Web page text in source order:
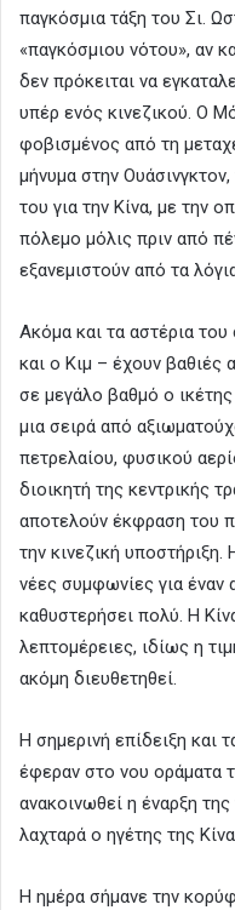
παγκόσμια τάξη του Σι.
«παγκόσμιου νότου», αν
δεν πρόκειται να
υπέρ ενός κινεζικού. Ο
φοβισμένος από τη
μήνυμα στην
του για την Κίνα, με την
πόλεμο μόλις πριν από
εξανεμιστούν από τα
Ακόμα και τα αστέρια
και ο Κιμ – έχουν βαθιές
σε μεγάλο βαθμό ο
μια σειρά από
πετρελαίου, φυσικού
διοικητή της κεντρικής
αποτελούν έκφραση του
την κινεζική
νέες συμφωνίες για
καθυστερήσει πολύ. Η
λεπτομέρειες, ιδίως η
ακόμη διευθετηθεί.
Η σημερινή επίδειξη και
έφεραν στο νου οράματα
ανακοινωθεί η έναρξη
λαχταρά ο ηγέτης της
Η ημέρα σήμανε την